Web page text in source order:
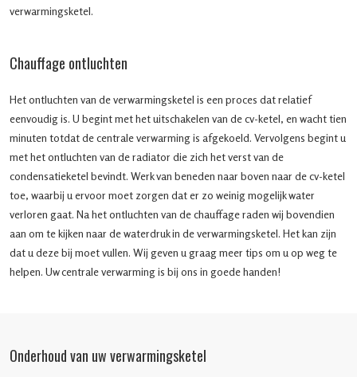
verwarmingsketel.
Chauffage ontluchten
Het ontluchten van de verwarmingsketel is een proces dat relatief
eenvoudig is. U begint met het uitschakelen van de cv-ketel, en wacht tien
minuten totdat de centrale verwarming is afgekoeld. Vervolgens begint u
met het ontluchten van de radiator die zich het verst van de
condensatieketel bevindt. Werk van beneden naar boven naar de cv-ketel
toe, waarbij u ervoor moet zorgen dat er zo weinig mogelijk water
verloren gaat. Na het ontluchten van de chauffage raden wij bovendien
aan om te kijken naar de waterdruk in de verwarmingsketel. Het kan zijn
dat u deze bij moet vullen. Wij geven u graag meer tips om u op weg te
helpen. Uw centrale verwarming is bij ons in goede handen!
Onderhoud van uw verwarmingsketel